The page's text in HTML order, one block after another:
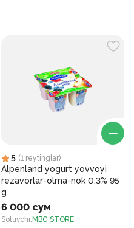
5 (1 reytinglar)
Alpenland yogurt yovvoyi
rezavorlar-olma-nok 0,3% 95
g
6 000 сум
Sotuvchi: MBG STORE